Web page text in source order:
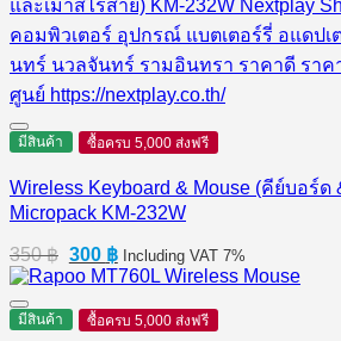
มีสินค้า ซื้อครบ 5,000 ส่งฟรี
Wireless Keyboard & Mouse (คีย์บอร์ด
Micropack KM-232W
350฿ Original
price
350 ฿.
300 ฿Current
price
300 ฿.
Including VAT 7%
มีสินค้า ซื้อครบ 5,000 ส่งฟรี